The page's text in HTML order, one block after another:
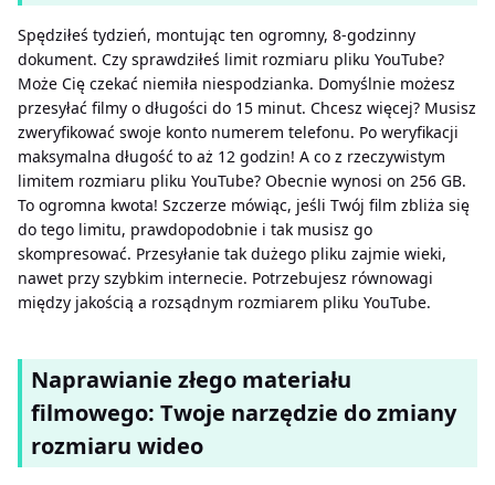
Spędziłeś tydzień, montując ten ogromny, 8-godzinny
dokument. Czy sprawdziłeś limit rozmiaru pliku YouTube?
Może Cię czekać niemiła niespodzianka. Domyślnie możesz
przesyłać filmy o długości do 15 minut. Chcesz więcej? Musisz
zweryfikować swoje konto numerem telefonu. Po weryfikacji
maksymalna długość to aż 12 godzin! A co z rzeczywistym
limitem rozmiaru pliku YouTube? Obecnie wynosi on 256 GB.
To ogromna kwota! Szczerze mówiąc, jeśli Twój film zbliża się
do tego limitu, prawdopodobnie i tak musisz go
skompresować. Przesyłanie tak dużego pliku zajmie wieki,
nawet przy szybkim internecie. Potrzebujesz równowagi
między jakością a rozsądnym rozmiarem pliku YouTube.
Naprawianie złego materiału
filmowego: Twoje narzędzie do zmiany
rozmiaru wideo